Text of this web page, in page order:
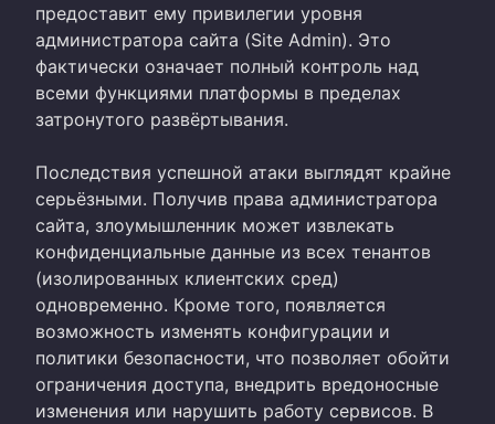
предоставит ему привилегии уровня
администратора сайта (Site Admin). Это
фактически означает полный контроль над
всеми функциями платформы в пределах
затронутого развёртывания.
Последствия успешной атаки выглядят крайне
серьёзными. Получив права администратора
сайта, злоумышленник может извлекать
конфиденциальные данные из всех тенантов
(изолированных клиентских сред)
одновременно. Кроме того, появляется
возможность изменять конфигурации и
политики безопасности, что позволяет обойти
ограничения доступа, внедрить вредоносные
изменения или нарушить работу сервисов. В